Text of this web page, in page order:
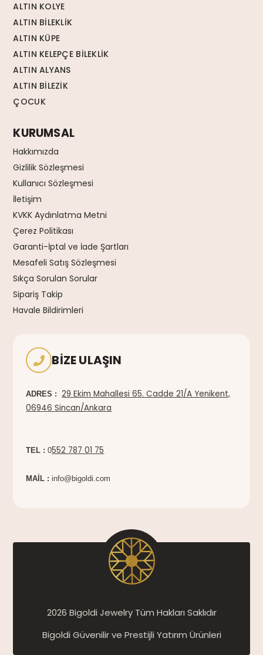
ALTIN KOLYE
ALTIN BİLEKLİK
ALTIN KÜPE
ALTIN KELEPÇE BİLEKLİK
ALTIN ALYANS
ALTIN BİLEZİK
ÇOCUK
KURUMSAL
Hakkımızda
Gizlilik Sözleşmesi
Kullanıcı Sözleşmesi
İletişim
KVKK Aydınlatma Metni
Çerez Politikası
Garanti-İptal ve İade Şartları
Mesafeli Satış Sözleşmesi
Sıkça Sorulan Sorular
Sipariş Takip
Havale Bildirimleri
BIZE ULAŞIN
ADRES :
29 Ekim Mahallesi 65. Cadde 21/A Yenikent,
06946 Sincan/Ankara
TEL : 0552 787 01 75
MAİL :info@bigoldi.com
2026 Bigoldi Jewelry Tüm Hakları Saklıdır
Bigoldi Güvenilir ve Prestijli Yatırım Ürünleri